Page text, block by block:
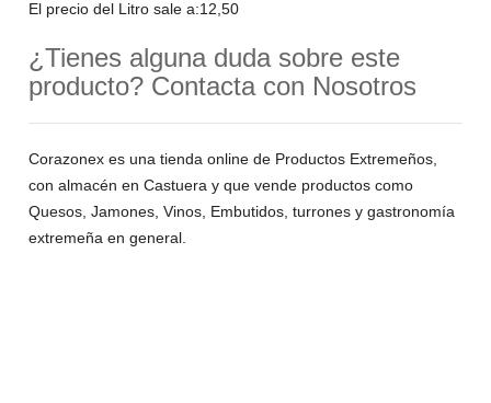
El precio del Litro sale a:12,50
¿Tienes alguna duda sobre este
producto? Contacta con Nosotros
Corazonex es una tienda online de Productos Extremeños,
con almacén en Castuera y que vende productos como
Quesos, Jamones, Vinos, Embutidos, turrones y gastronomía
extremeña en general.